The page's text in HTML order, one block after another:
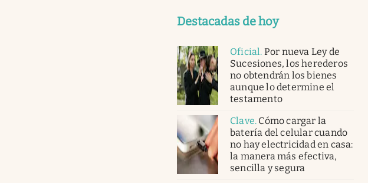
Destacadas de hoy
Oficial. Por nueva Ley de
Sucesiones, los herederos
no obtendrán los bienes
aunque lo determine el
testamento
Clave. Cómo cargar la
batería del celular cuando
no hay electricidad en casa:
la manera más efectiva,
sencilla y segura